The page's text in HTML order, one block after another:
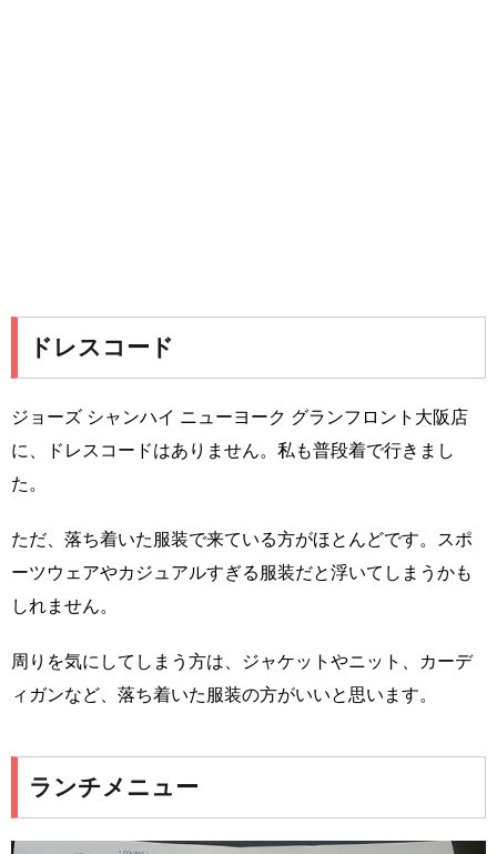
ドレスコード
ジョーズ シャンハイ ニューヨーク グランフロント大阪店
に、ドレスコードはありません。私も普段着で行きまし
た。
ただ、落ち着いた服装で来ている方がほとんどです。スポ
ーツウェアやカジュアルすぎる服装だと浮いてしまうかも
しれません。
周りを気にしてしまう方は、ジャケットやニット、カーデ
ィガンなど、落ち着いた服装の方がいいと思います。
ランチメニュー